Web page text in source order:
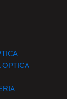
OPTICA